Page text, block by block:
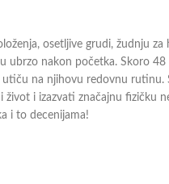
osetljive grudi, žudnju za
ubrzo nakon početka. Skoro 48
na njihovu redovnu rutinu.
i izazvati značajnu fizičku
i to decenijama!